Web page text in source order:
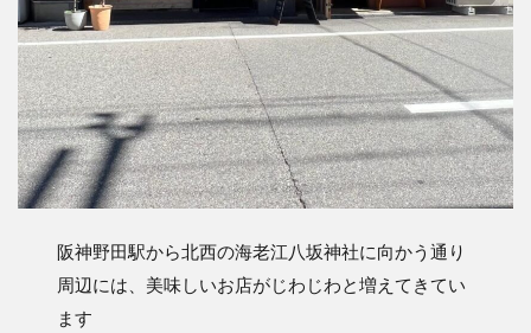
阪神野田駅から北西の海老江八坂神社に向かう通り
周辺には、美味しいお店がじわじわと増えてきてい
ます